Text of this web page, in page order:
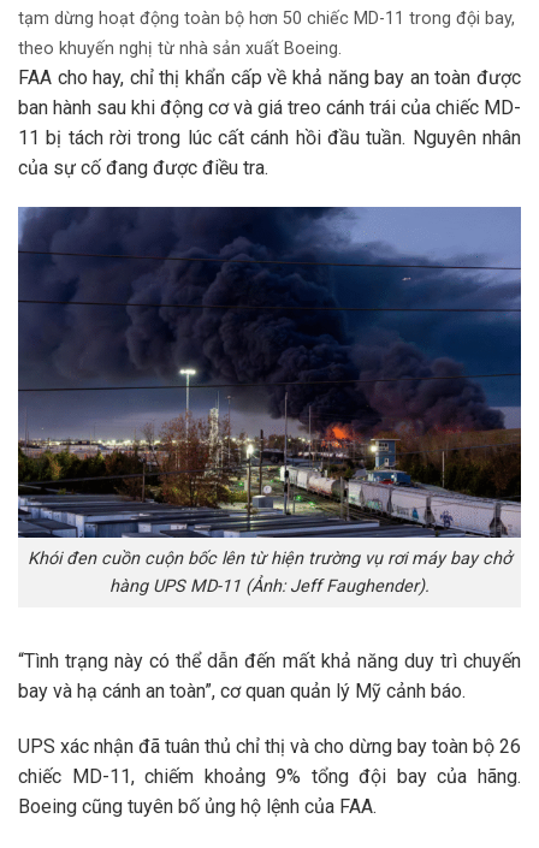
tạm dừng hoạt động toàn bộ hơn 50 chiếc MD-11 trong đội bay,
theo khuyến nghị từ nhà sản xuất Boeing.
FAA cho hay, chỉ thị khẩn cấp về khả năng bay an toàn được
ban hành sau khi động cơ và giá treo cánh trái của chiếc MD-
11 bị tách rời trong lúc cất cánh hồi đầu tuần. Nguyên nhân
của sự cố đang được điều tra.
Khói đen cuồn cuộn bốc lên từ hiện trường vụ rơi máy bay chở
hàng UPS MD-11 (Ảnh: Jeff Faughender).
“Tình trạng này có thể dẫn đến mất khả năng duy trì chuyến
bay và hạ cánh an toàn”, cơ quan quản lý Mỹ cảnh báo.
UPS xác nhận đã tuân thủ chỉ thị và cho dừng bay toàn bộ 26
chiếc MD-11, chiếm khoảng 9% tổng đội bay của hãng.
Boeing cũng tuyên bố ủng hộ lệnh của FAA.